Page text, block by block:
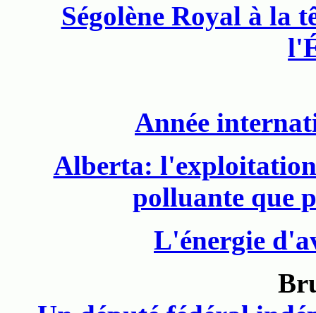
Ségolène Royal à la
Année
Alberta: l'exploitation
polluante que
L'énergie